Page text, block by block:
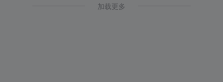
加载更多